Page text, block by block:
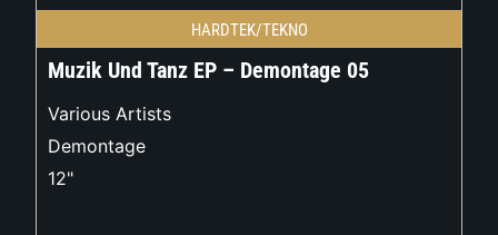
HARDTEK/TEKNO
Muzik Und Tanz EP – Demontage 05
Various Artists
Demontage
12"